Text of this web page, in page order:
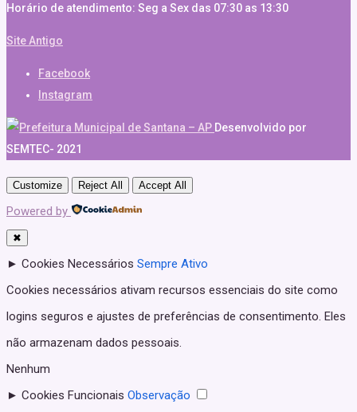
Horário de atendimento: Seg a Sex das 07:30 as 13:30
Site Antigo
Facebook
Instagram
Desenvolvido por
SEMTEC- 2021
Customize Reject All Accept All
Powered by
✖
► Cookies Necessários Sempre Ativo
Cookies necessários ativam recursos essenciais do site como
logins seguros e ajustes de preferências de consentimento. Eles
não armazenam dados pessoais.
Nenhum
► Cookies Funcionais Observação